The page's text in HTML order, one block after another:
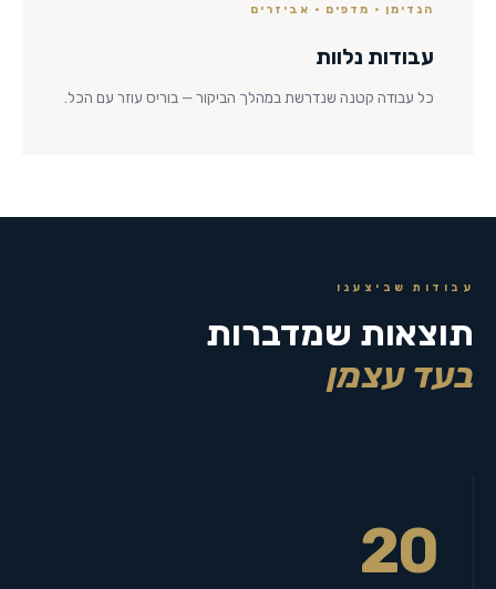
הנדימן · מדפים · אביזרים
עבודות נלוות
כל עבודה קטנה שנדרשת במהלך הביקור — בוריס עוזר עם הכל.
עבודות שביצענו
תוצאות שמדברות
בעד עצמן
20